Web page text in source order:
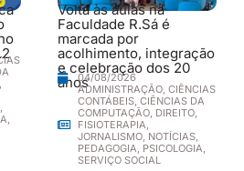
,
,
,
Volta às aulas na
Faculdade R.Sá é
marcada por
acolhimento, integração
e celebração dos 20
anos04/08/2026
ADMINISTRAÇÃO, CIÊNCIAS
CONTÁBEIS, CIÊNCIAS DA
COMPUTAÇÃO, DIREITO,
FISIOTERAPIA,
JORNALISMO, NOTÍCIAS,
PEDAGOGIA, PSICOLOGIA,
SERVIÇO SOCIAL